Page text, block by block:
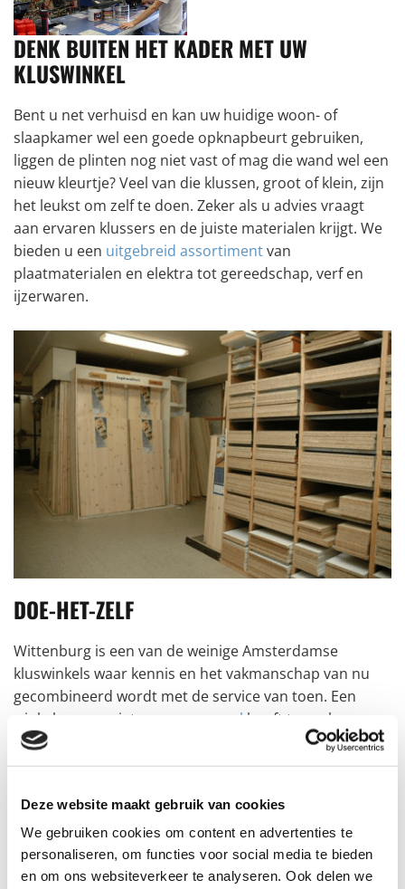
Deze website maakt gebruik van cookies
We gebruiken cookies om content en advertenties te
personaliseren, om functies voor social media te bieden
en om ons websiteverkeer te analyseren. Ook delen we
DENK BUITEN HET KADER MET UW
KLUSWINKEL
Bent u net verhuisd en kan uw huidige woon- of
slaapkamer wel een goede opknapbeurt gebruiken,
liggen de plinten nog niet vast of mag die wand wel een
nieuw kleurtje? Veel van die klussen, groot of klein, zijn
het leukst om zelf te doen. Zeker als u advies vraagt
aan ervaren klussers en de juiste materialen krijgt. We
bieden u een uitgebreid assortimentvan
plaatmaterialen en elektra tot gereedschap, verf en
ijzerwaren.
DOE-HET-ZELF
Wittenburg is een van de weinige Amsterdamse
kluswinkels waar kennis en het vakmanschap van nu
gecombineerd wordt met de service van toen. Een
winkel waar u niet naar
personeel hoeft te zoeken.
Waar u uitsluitend medewerkers met verstand van
zaken spreekt. Dat scheelt tijd en dat scheelt ergernis.
Ga naar de kluswinkel